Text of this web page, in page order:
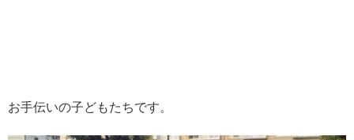
お手伝いの子どもたちです。